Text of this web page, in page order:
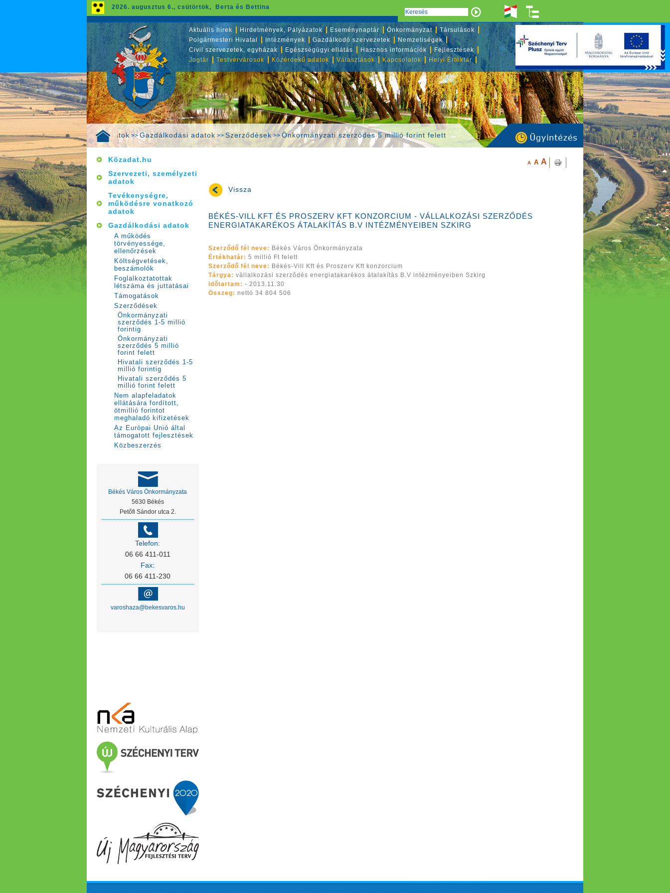
Közérdekű adatok>>Gazdálkodási adatok >> Szerződések>> Önkormányzati szerződés 5 millió forint felett
2026. augusztus 6., csütörtök, Berta és Bettina
Aktuális hírek Hirdetmények, Pályázatok Eseménynaptár Önkormányzat
Társulások
Polgármesteri Hivatal
Intézmények Gazdálkodó szervezetek
Nemzetiségek
Civil szervezetek, egyházak
Egészségügyi ellátás Hasznos információk
Fejlesztések
Jogtár
Testvérvárosok Közérdekű adatok Választások Kapcsolatok Helyi Értéktár
Közadat.hu
Szervezeti, személyzeti
adatok
Tevékenységre,
működésre vonatkozó
adatok
Gazdálkodási adatok
A működés
törvényessége,
ellenőrzések
Költségvetések,
beszámolók
Foglalkoztatottak
létszáma és juttatásai
Támogatások
Szerződések
Önkormányzati
szerződés 1-5 millió
forintig
Önkormányzati
szerződés 5 millió
forint felett
Hivatali szerződés 1-5
millió forintig
Hivatali szerződés 5
millió forint felett
Nem alapfeladatok
ellátására fordított,
ötmillió forintot
meghaladó kifizetések
Az Európai Unió által
támogatott fejlesztések
Közbeszerzés
Békés Város Önkormányzata
5630 Békés
Petőfi Sándor utca 2.
Telefon:
06 66 411-011
Fax:
06 66 411-230
varoshaza@bekesvaros.hu
A A A
Vissza
BÉKÉS-VILL KFT ÉS PROSZERV KFT KONZORCIUM - VÁLLALKOZÁSI SZERZŐDÉS
ENERGIATAKARÉKOS ÁTALAKÍTÁS B.V INTÉZMÉNYEIBEN SZKIRG
Szerződő fél neve: Békés Város Önkormányzata
Értékhatár: 5 millió Ft felett
Szerződő fél neve: Békés-Vill Kft és Proszerv Kft konzorcium
Tárgya: vállalkozási szerződés energiatakarékos átalakítás B.V intézményeiben Szkirg
Időtartam: - 2013.11.30
Összeg: nettó 34 804 506